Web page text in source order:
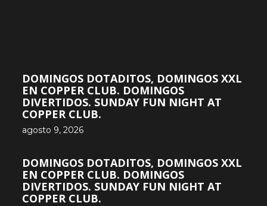
DOMINGOS DOTADITOS, DOMINGOS XXL
EN COPPER CLUB. DOMINGOS
DIVERTIDOS. SUNDAY FUN NIGHT AT
COPPER CLUB.
agosto 9, 2026
DOMINGOS DOTADITOS, DOMINGOS XXL
EN COPPER CLUB. DOMINGOS
DIVERTIDOS. SUNDAY FUN NIGHT AT
COPPER CLUB.